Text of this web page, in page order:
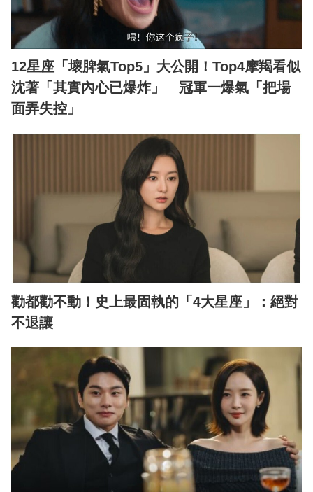
12星座「壞脾氣Top5」大公開！Top4摩羯看似
沈著「其實內心已爆炸」 冠軍一爆氣「把場
面弄失控」
勸都勸不動！史上最固執的「4大星座」：絕對
不退讓